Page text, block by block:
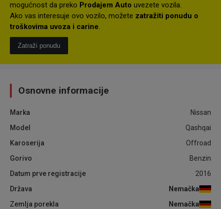
mogućnost da preko Prodajem Auto uvezete vozila.
Ako vas interesuje ovo vozilo, možete zatražiti ponudu o
troškovima uvoza i carine.
Zatraži ponudu
Osnovne informacije
Marka
Nissan
Model
Qashqai
Karoserija
Offroad
Gorivo
Benzin
Datum prve registracije
2016
Država
Nemačka
Zemlja porekla
Nemačka